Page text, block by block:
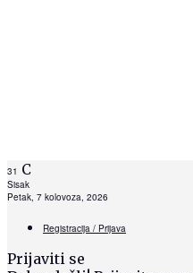
31 C
Sisak
Petak, 7 kolovoza, 2026
Registracija / Prijava
Prijaviti se